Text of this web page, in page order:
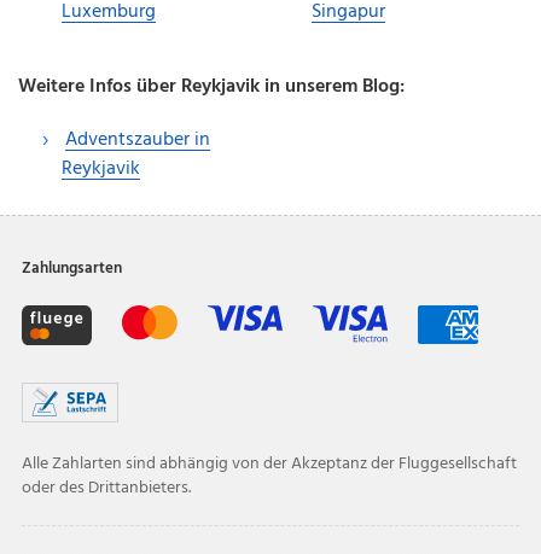
Luxemburg
Singapur
Weitere Infos über Reykjavik in unserem Blog:
Adventszauber in
Reykjavik